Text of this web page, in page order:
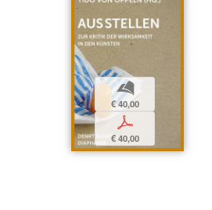
b
€ 40,00
p
€ 40,00